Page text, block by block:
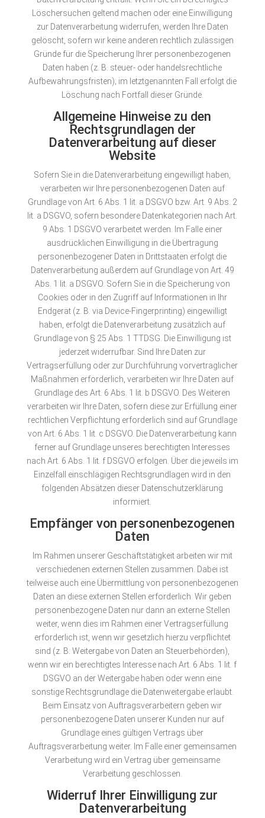
Löschersuchen geltend machen oder eine Einwilligung
zur Datenverarbeitung widerrufen, werden Ihre Daten
gelöscht, sofern wir keine anderen rechtlich zulässigen
Gründe für die Speicherung Ihrer personenbezogenen
Daten haben (z. B. steuer- oder handelsrechtliche
Aufbewahrungsfristen); im letztgenannten Fall erfolgt die
Löschung nach Fortfall dieser Gründe.
Allgemeine Hinweise zu den
Rechtsgrundlagen der
Datenverarbeitung auf dieser
Website
Sofern Sie in die Datenverarbeitung eingewilligt haben,
verarbeiten wir Ihre personenbezogenen Daten auf
Grundlage von Art. 6 Abs. 1 lit. a DSGVO bzw. Art. 9 Abs. 2
lit. a DSGVO, sofern besondere Datenkategorien nach Art.
9 Abs. 1 DSGVO verarbeitet werden. Im Falle einer
ausdrücklichen Einwilligung in die Übertragung
personenbezogener Daten in Drittstaaten erfolgt die
Datenverarbeitung außerdem auf Grundlage von Art. 49
Abs. 1 lit. a DSGVO. Sofern Sie in die Speicherung von
Cookies oder in den Zugriff auf Informationen in Ihr
Endgerät (z. B. via Device-Fingerprinting) eingewilligt
haben, erfolgt die Datenverarbeitung zusätzlich auf
Grundlage von § 25 Abs. 1 TTDSG. Die Einwilligung ist
jederzeit widerrufbar. Sind Ihre Daten zur
Vertragserfüllung oder zur Durchführung vorvertraglicher
Maßnahmen erforderlich, verarbeiten wir Ihre Daten auf
Grundlage des Art. 6 Abs. 1 lit. b DSGVO. Des Weiteren
verarbeiten wir Ihre Daten, sofern diese zur Erfüllung einer
rechtlichen Verpflichtung erforderlich sind auf Grundlage
von Art. 6 Abs. 1 lit. c DSGVO. Die Datenverarbeitung kann
ferner auf Grundlage unseres berechtigten Interesses
nach Art. 6 Abs. 1 lit. f DSGVO erfolgen. Über die jeweils im
Einzelfall einschlägigen Rechtsgrundlagen wird in den
folgenden Absätzen dieser Datenschutzerklärung
informiert.
Empfänger von personenbezogenen
Daten
Im Rahmen unserer Geschäftstätigkeit arbeiten wir mit
verschiedenen externen Stellen zusammen. Dabei ist
teilweise auch eine Übermittlung von personenbezogenen
Daten an diese externen Stellen erforderlich. Wir geben
personenbezogene Daten nur dann an externe Stellen
weiter, wenn dies im Rahmen einer Vertragserfüllung
erforderlich ist, wenn wir gesetzlich hierzu verpflichtet
sind (z. B. Weitergabe von Daten an Steuerbehörden),
wenn wir ein berechtigtes Interesse nach Art. 6 Abs. 1 lit. f
DSGVO an der Weitergabe haben oder wenn eine
sonstige Rechtsgrundlage die Datenweitergabe erlaubt.
Beim Einsatz von Auftragsverarbeitern geben wir
personenbezogene Daten unserer Kunden nur auf
Grundlage eines gültigen Vertrags über
Auftragsverarbeitung weiter. Im Falle einer gemeinsamen
Verarbeitung wird ein Vertrag über gemeinsame
Verarbeitung geschlossen.
Widerruf Ihrer Einwilligung zur
Datenverarbeitung